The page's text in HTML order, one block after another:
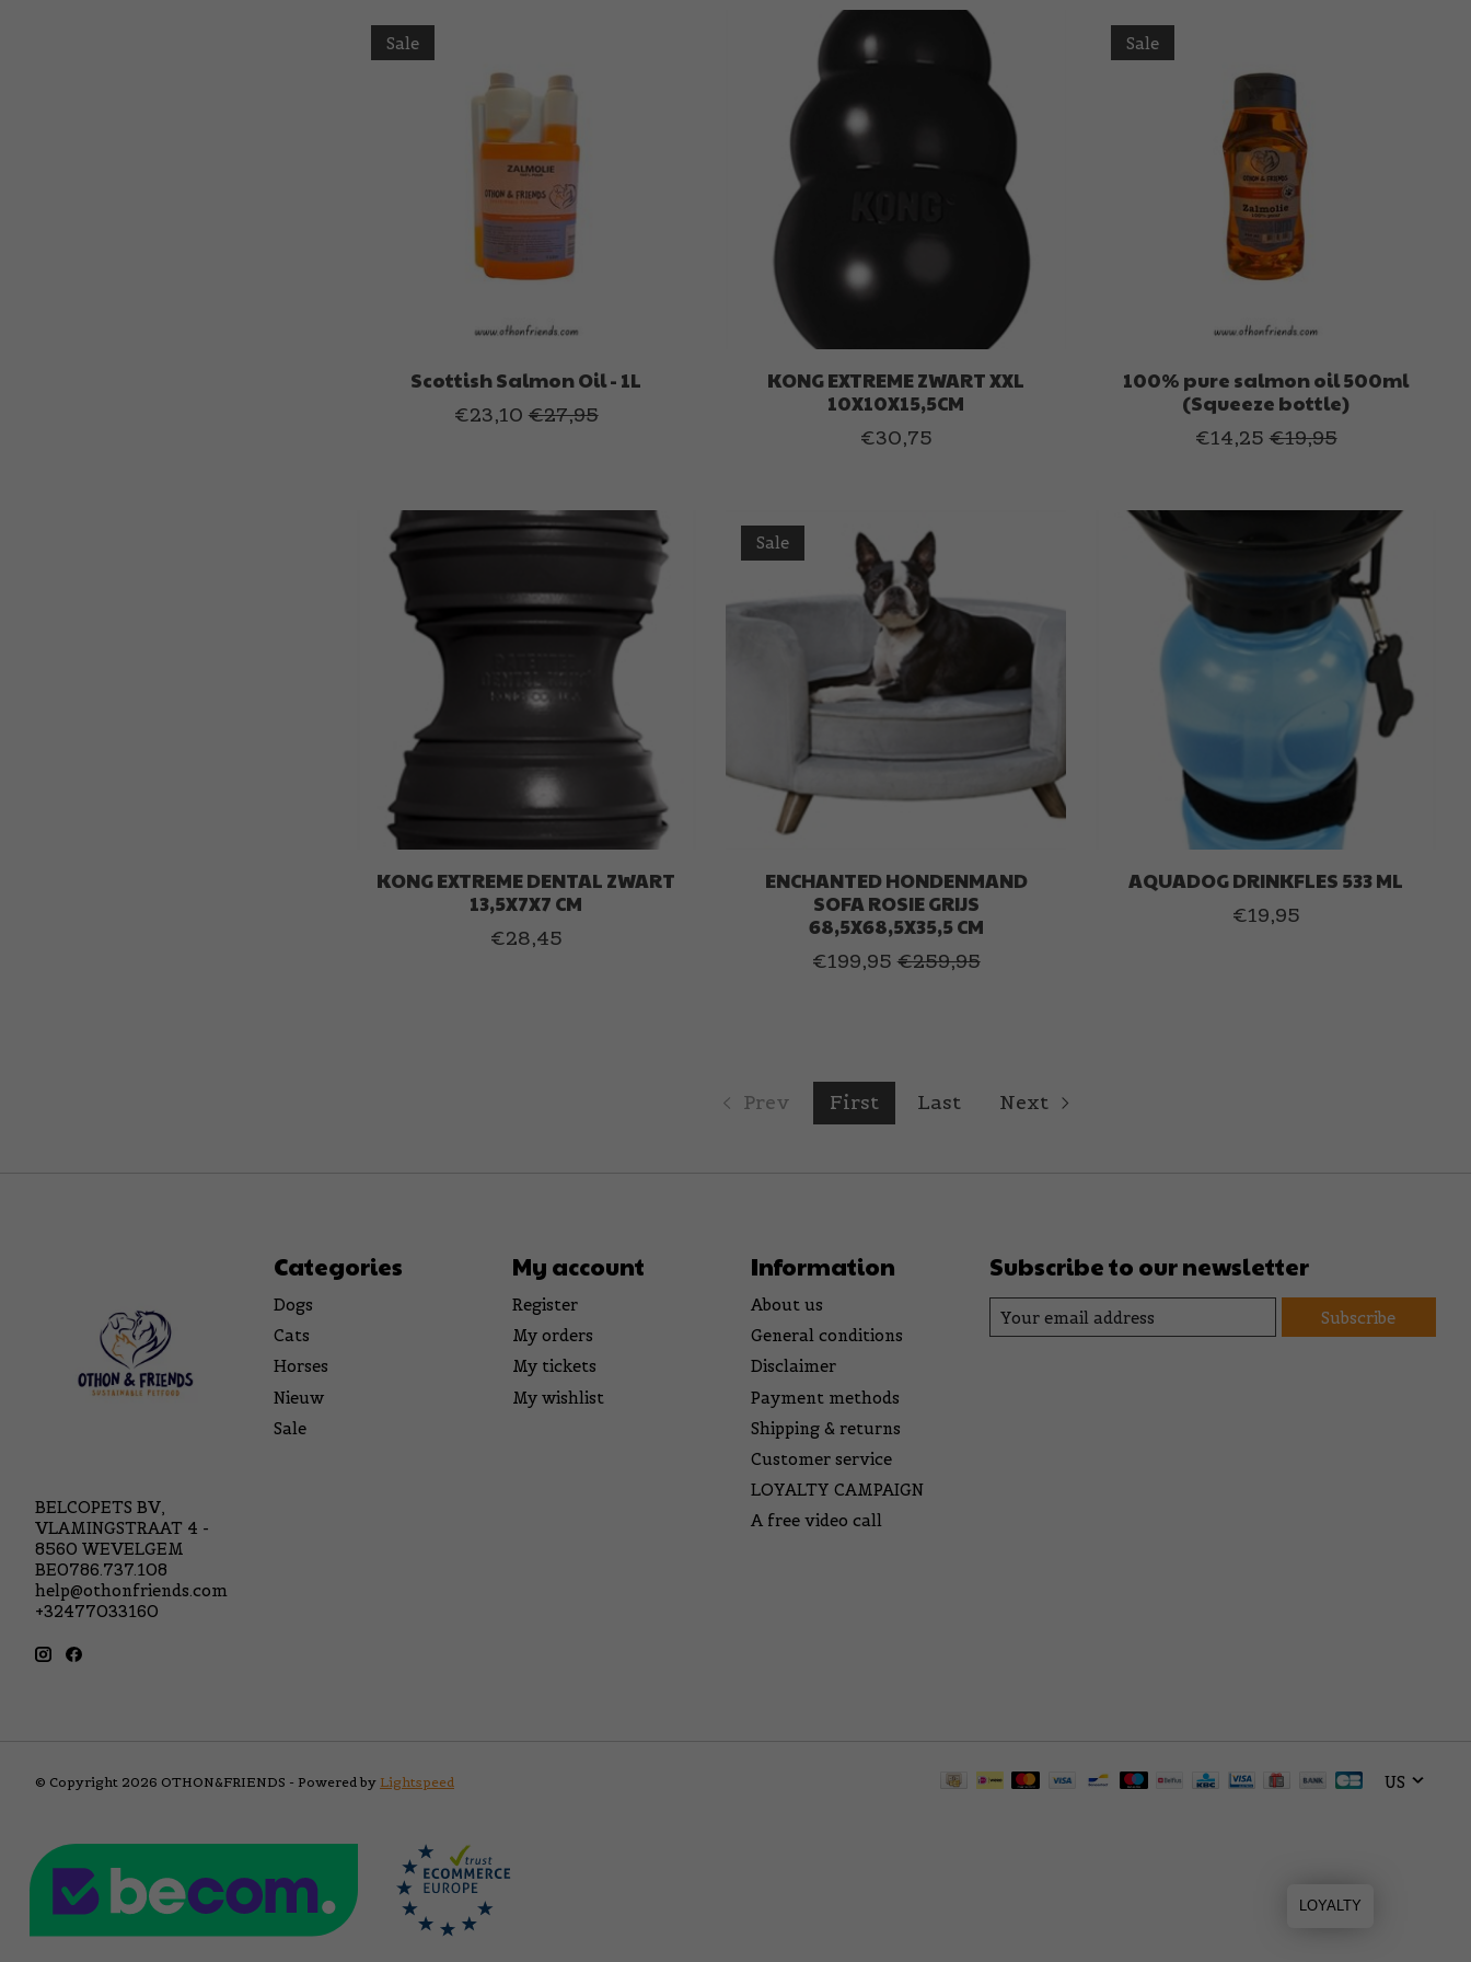
Sale
Scottish Salmon Oil - 1L
€23,10 €27,95
KONG EXTREME ZWART XXL
10X10X15,5CM
€30,75
Sale
100% pure salmon oil 500ml
(Squeeze bottle)
€14,25 €19,95
KONG EXTREME DENTAL ZWART
13,5X7X7 CM
€28,45
Sale
ENCHANTED HONDENMAND
SOFA ROSIE GRIJS
68,5X68,5X35,5 CM
€199,95 €259,95
AQUADOG DRINKFLES 533 ML
€19,95
Prev First Last Next
BELCOPETS BV,
VLAMINGSTRAAT 4 -
8560 WEVELGEM
BE0786.737.108
help@othonfriends.com
+32477033160
Categories
Dogs
Cats
Horses
Nieuw
Sale
My account
Register
My orders
My tickets
My wishlist
Information
About us
General conditions
Disclaimer
Payment methods
Shipping & returns
Customer service
LOYALTY CAMPAIGN
A free video call
Subscribe to our newsletter
Subscribe
© Copyright 2026 OTHON&FRIENDS - Powered by Lightspeed US
LOYALTY